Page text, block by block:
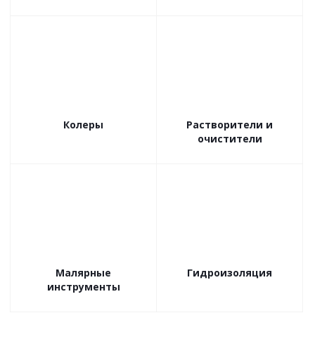
Колеры
Растворители и
очистители
Малярные
инструменты
Гидроизоляция